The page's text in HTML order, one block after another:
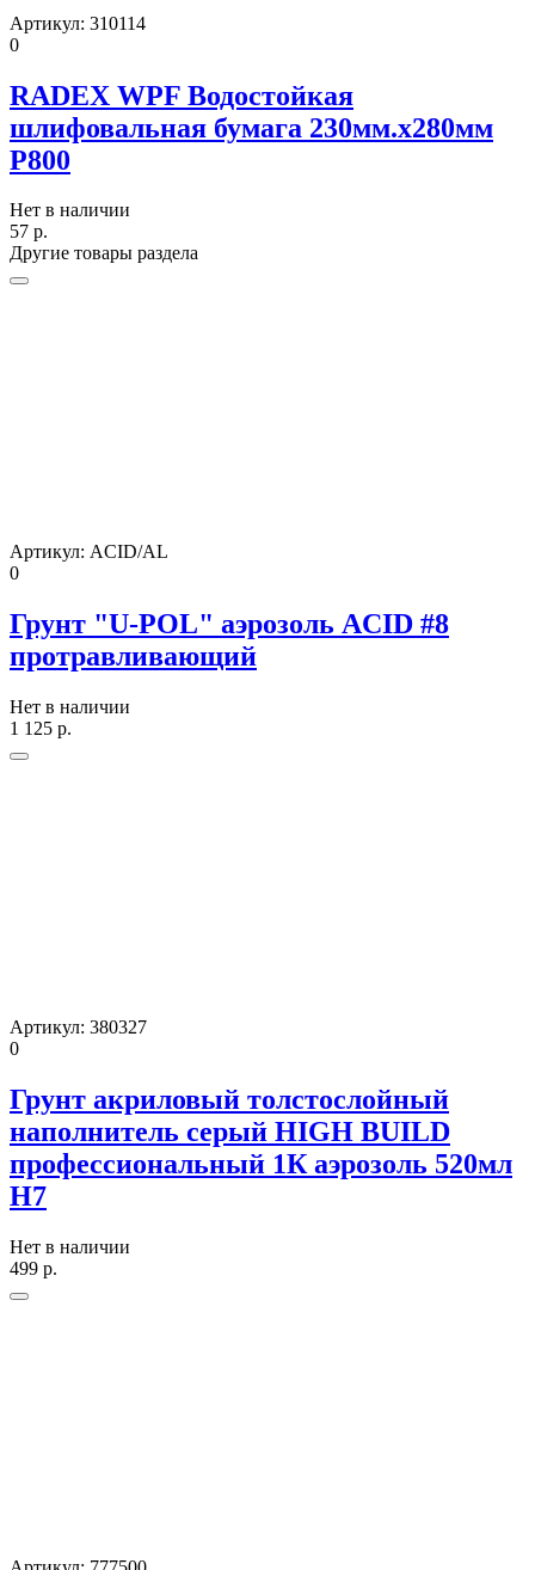
Артикул: 310114
0
RADEX WPF Водостойкая
шлифовальная бумага 230мм.х280мм
Р800
Нет в наличии
57 р.
Другие товары раздела
Артикул: ACID/AL
0
Грунт "U-POL" аэрозоль ACID #8
протравливающий
Нет в наличии
1 125 р.
Артикул: 380327
0
Грунт акриловый толстослойный
наполнитель серый HIGH BUILD
профессиональный 1К аэрозоль 520мл
H7
Нет в наличии
499 р.